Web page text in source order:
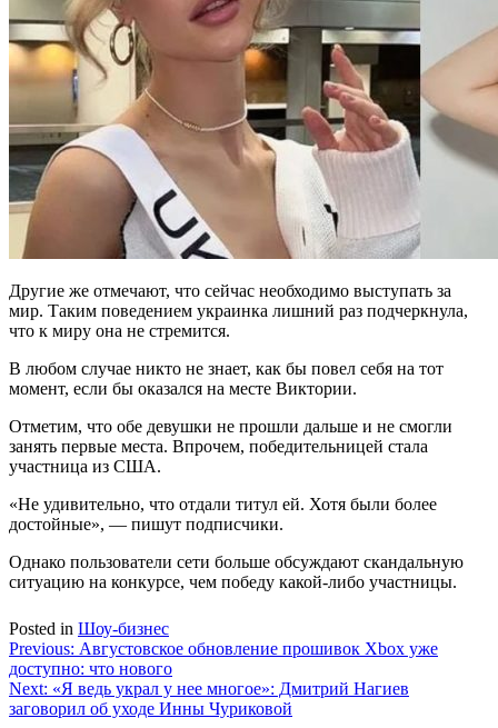
Другие же отмечают, что сейчас необходимо выступать за
мир. Таким поведением украинка лишний раз подчеркнула,
что к миру она не стремится.
В любом случае никто не знает, как бы повел себя на тот
момент, если бы оказался на месте Виктории.
Отметим, что обе девушки не прошли дальше и не смогли
занять первые места. Впрочем, победительницей стала
участница из США.
«Не удивительно, что отдали титул ей. Хотя были более
достойные», — пишут подписчики.
Однако пользователи сети больше обсуждают скандальную
ситуацию на конкурсе, чем победу какой-либо участницы.
Posted in Шоу-бизнес
Навигация
по
записям
Previous: Августовское обновление прошивок Xbox уже
доступно: что нового
Next: «Я ведь украл у нее многое»: Дмитрий Нагиев
заговорил об уходе Инны Чуриковой